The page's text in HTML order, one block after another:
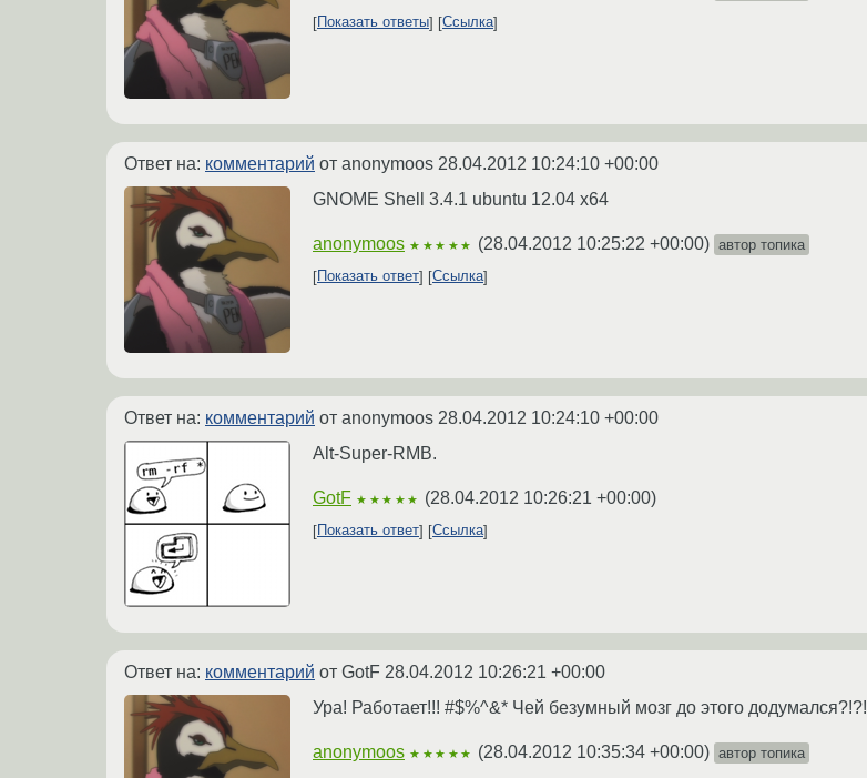
Показать ответы
Ссылка
Ответ на: комментарий от anonymoos 28.04.2012 10:24:10 +00:00
GNOME Shell 3.4.1 ubuntu 12.04 x64
anonymoos ★★★★★ (28.04.2012 10:25:22 +00:00) автор топика
Показать ответ
Ссылка
Ответ на: комментарий от anonymoos 28.04.2012 10:24:10 +00:00
Alt-Super-RMB.
GotF ★★★★★ (28.04.2012 10:26:21 +00:00)
Показать ответ Ссылка
Ответ на: комментарий от GotF 28.04.2012 10:26:21 +00:00
Ура! Работает!!! #$%^&* Чей безумный мозг до этого додумался?!?!
anonymoos ★★★★★ (28.04.2012 10:35:34 +00:00) автор топика